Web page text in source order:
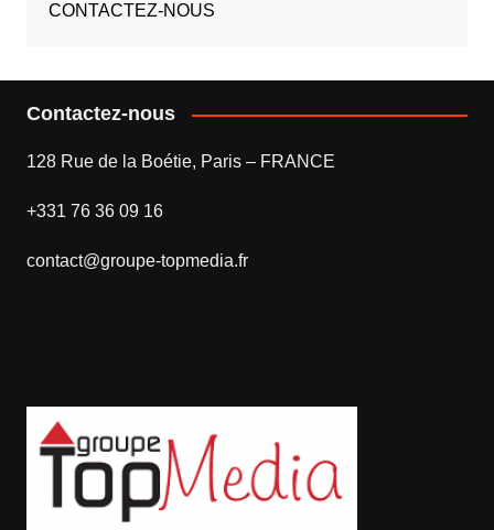
CONTACTEZ-NOUS
Contactez-nous
128 Rue de la Boétie, Paris – FRANCE
+331 76 36 09 16
contact@groupe-topmedia.fr